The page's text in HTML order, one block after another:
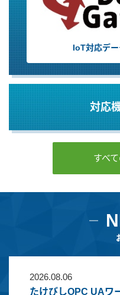
IoT対応デ
対応
すべ
2026.08.06
たけびしOPC UAワ